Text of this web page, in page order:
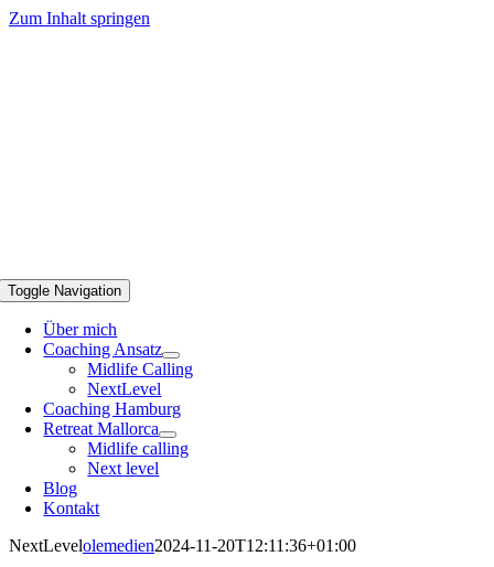
Zum Inhalt springen
Toggle Navigation
Über mich
Coaching Ansatz
Midlife Calling
NextLevel
Coaching Hamburg
Retreat Mallorca
Midlife calling
Next level
Blog
Kontakt
NextLevelolemedien2024-11-20T12:11:36+01:00